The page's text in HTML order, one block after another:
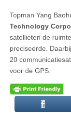
Topman Yang
Technology
satellieten de
preciseerde.
20
voor de GPS.